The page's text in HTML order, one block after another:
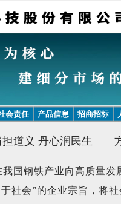
会责任 产品信息 招商招标
担道义 丹心润民生——
国钢铁产业向高质量
社会”的企业宗旨，将